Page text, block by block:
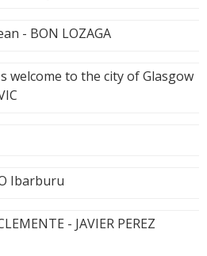
- BON LOZAGA
welcome to the city of Glasgow
Ibarburu
- JAVIER PEREZ